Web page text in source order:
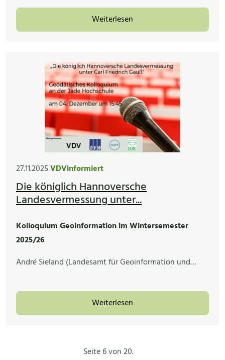
Weiterlesen
27.11.2025VDVinformiert
Die königlich Hannoversche
Landesvermessung unter...
Kolloquium Geoinformation im Wintersemester
2025/26
André Sieland (Landesamt für Geoinformation und…
Weiterlesen
Seite 6 von 20.